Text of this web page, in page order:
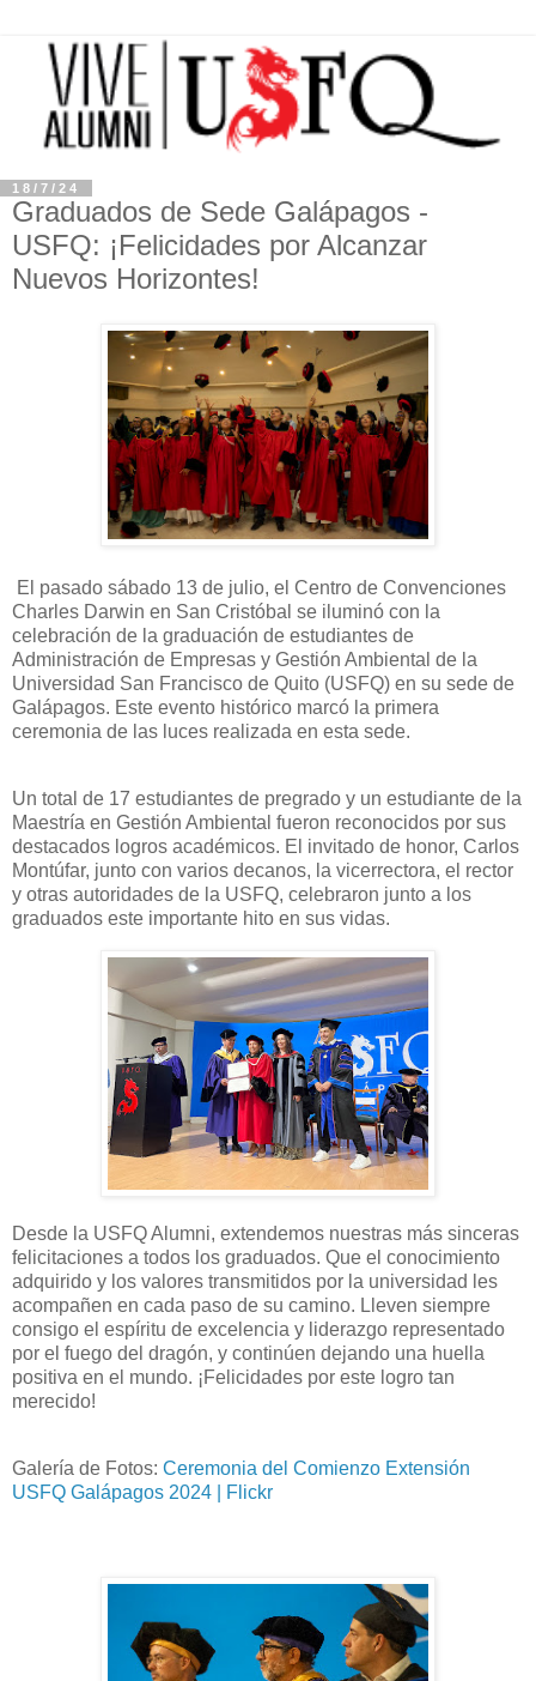
18/7/24
Graduados de Sede Galápagos -
USFQ: ¡Felicidades por Alcanzar
Nuevos Horizontes!
El pasado sábado 13 de julio, el Centro de Convenciones
Charles Darwin en San Cristóbal se iluminó con la
celebración de la graduación de estudiantes de
Administración de Empresas y Gestión Ambiental de la
Universidad San Francisco de Quito (USFQ) en su sede de
Galápagos. Este evento histórico marcó la primera
ceremonia de las luces realizada en esta sede.
Un total de 17 estudiantes de pregrado y un estudiante de la
Maestría en Gestión Ambiental fueron reconocidos por sus
destacados logros académicos. El invitado de honor, Carlos
Montúfar, junto con varios decanos, la vicerrectora, el rector
y otras autoridades de la USFQ, celebraron junto a los
graduados este importante hito en sus vidas.
Desde la USFQ Alumni, extendemos nuestras más sinceras
felicitaciones a todos los graduados. Que el conocimiento
adquirido y los valores transmitidos por la universidad les
acompañen en cada paso de su camino. Lleven siempre
consigo el espíritu de excelencia y liderazgo representado
por el fuego del dragón, y continúen dejando una huella
positiva en el mundo. ¡Felicidades por este logro tan
merecido!
Galería de Fotos: Ceremonia del Comienzo Extensión
USFQ Galápagos 2024 | Flickr